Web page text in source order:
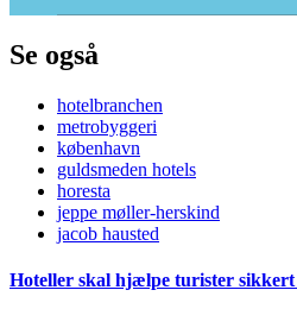
Se også
hotelbranchen
metrobyggeri
københavn
guldsmeden hotels
horesta
jeppe møller-herskind
jacob hausted
Hoteller skal hjælpe turister sikkert